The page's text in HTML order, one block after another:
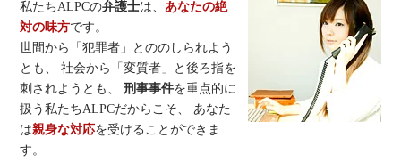
私たちALPCの弁護士は、あなたの絶
対の味方です。
世間から「犯罪者」とののしられよう
とも、
社会から「変質者」と後ろ指を
刺されようとも、
刑事事件を重点的に
扱う私たちALPCだからこそ、
あなた
は親身な対応を受けることができま
す。